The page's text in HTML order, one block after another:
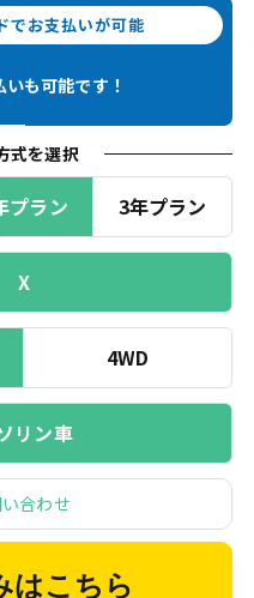
でお支払いが可能
いも可能です！
式を選択
プラン 3年プラン
X
4WD
リン車
合わせ
はこちら